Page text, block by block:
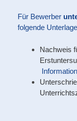
Für Bewerber
folgende
Nachweis